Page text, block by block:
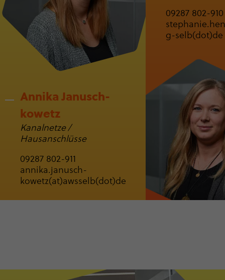
Annika Janusch­
kowetz
Kanalnetze /
Hausanschlüsse
09287 802-911
annika.janusch­
kowetz(at)awsselb(dot)de
09287 802-910
g-selb(dot)de